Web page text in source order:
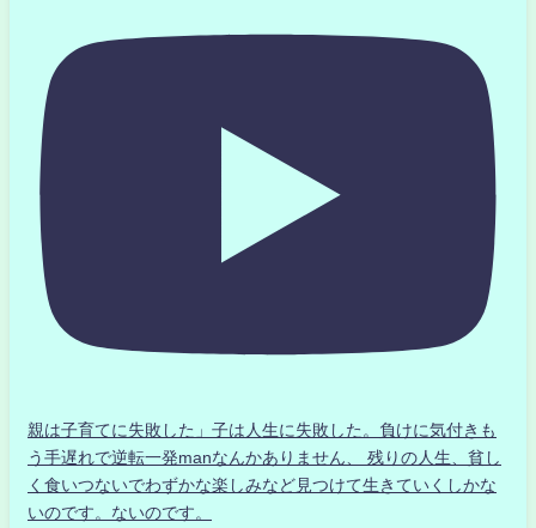
親は子育てに失敗した」子は人生に失敗した。負けに気付きも
う手遅れで逆転一発manなんかありません、 残りの人生、貧し
く食いつないでわずかな楽しみなど見つけて生きていくしかな
いのです。ないのです。